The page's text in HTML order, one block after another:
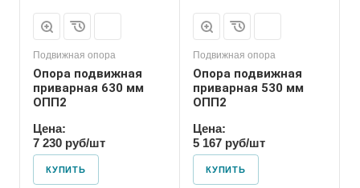
Подвижная опора
Опора подвижная
приварная 630 мм
ОПП2
Цена:
7 230 руб/шт
КУПИТЬ
Подвижная опора
Опора подвижная
приварная 530 мм
ОПП2
Цена:
5 167 руб/шт
КУПИТЬ